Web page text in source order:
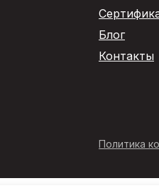
Политика
Блог
Контакты